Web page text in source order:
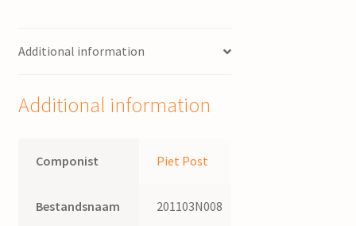
Post
Additional information
Additional information
Componist Piet Post
Bestandsnaam 201103N008